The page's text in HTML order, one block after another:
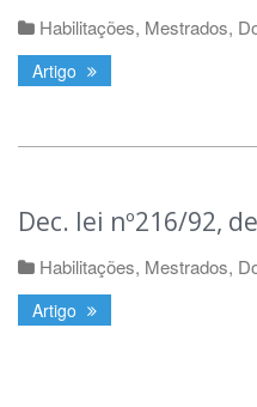
Habilitações, Mestrados,
Artigo
Dec. lei nº216/92,
Habilitações, Mestrados,
Artigo